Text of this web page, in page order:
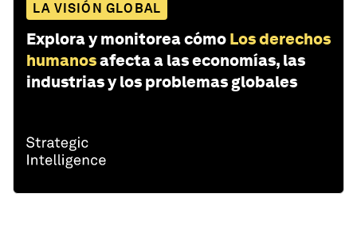
LA VISIÓN GLOBAL
Explora y monitorea cómo Los derechos
humanosafecta a las economías, las
industrias y los problemas globales